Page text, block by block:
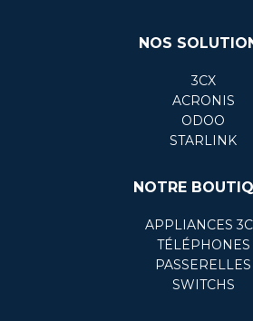
NOS
3CX
ACRONIS
ODOO
STARLINK
NOTRE
APPLIANCES
TÉLÉPHONES
PASSERELLES
SWITCHS